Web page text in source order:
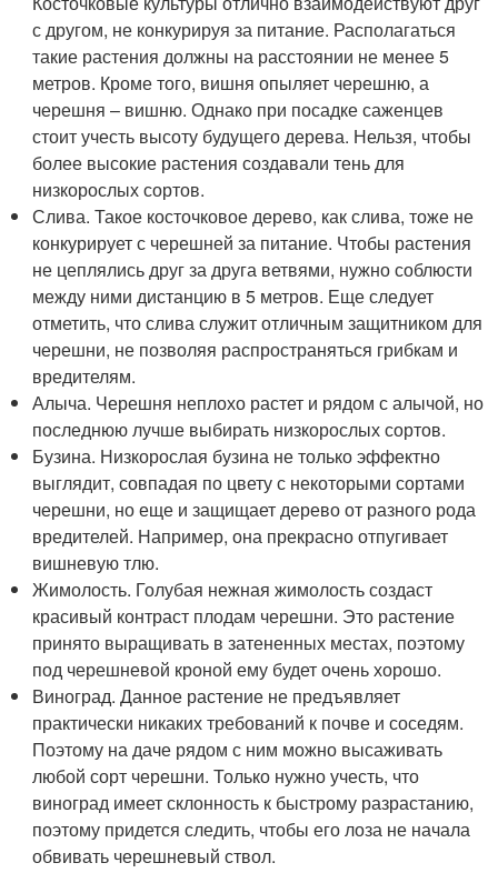
с другом, не конкурируя за питание. Располагаться
такие растения должны на расстоянии не менее 5
метров. Кроме того, вишня опыляет черешню, а
черешня – вишню. Однако при посадке саженцев
стоит учесть высоту будущего дерева. Нельзя, чтобы
более высокие растения создавали тень для
низкорослых сортов.
Слива. Такое косточковое дерево, как слива, тоже не
конкурирует с черешней за питание. Чтобы растения
не цеплялись друг за друга ветвями, нужно соблюсти
между ними дистанцию в 5 метров. Еще следует
отметить, что слива служит отличным защитником для
черешни, не позволяя распространяться грибкам и
вредителям.
Алыча. Черешня неплохо растет и рядом с алычой, но
последнюю лучше выбирать низкорослых сортов.
Бузина. Низкорослая бузина не только эффектно
выглядит, совпадая по цвету с некоторыми сортами
черешни, но еще и защищает дерево от разного рода
вредителей. Например, она прекрасно отпугивает
вишневую тлю.
Жимолость. Голубая нежная жимолость создаст
красивый контраст плодам черешни. Это растение
принято выращивать в затененных местах, поэтому
под черешневой кроной ему будет очень хорошо.
Виноград. Данное растение не предъявляет
практически никаких требований к почве и соседям.
Поэтому на даче рядом с ним можно высаживать
любой сорт черешни. Только нужно учесть, что
виноград имеет склонность к быстрому разрастанию,
поэтому придется следить, чтобы его лоза не начала
обвивать черешневый ствол.